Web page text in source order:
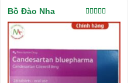
Được xếp
hạng5.00
Bồ Đào Nha